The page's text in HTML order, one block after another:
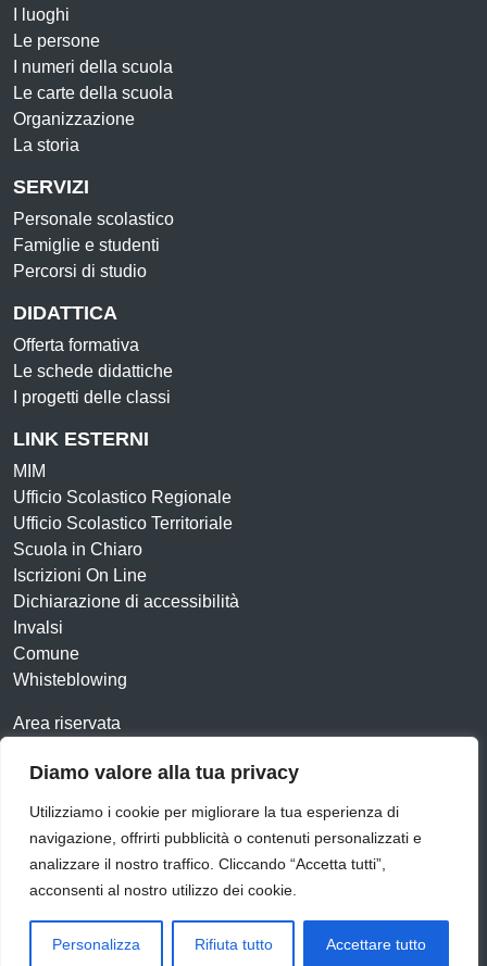
Diamo valore alla tua privacy
Utilizziamo i cookie per migliorare la tua esperienza di
navigazione, offrirti pubblicità o contenuti personalizzati e
analizzare il nostro traffico. Cliccando “Accetta tutti”,
acconsenti al nostro utilizzo dei cookie.
Personalizza Rifiuta tutto Accettare tutto
I luoghi
Le persone
I numeri della scuola
Le carte della scuola
Organizzazione
La storia
SERVIZI
Personale scolastico
Famiglie e studenti
Percorsi di studio
DIDATTICA
Offerta formativa
Le schede didattiche
I progetti delle classi
LINK ESTERNI
MIM
Ufficio Scolastico Regionale
Ufficio Scolastico Territoriale
Scuola in Chiaro
Iscrizioni On Line
Dichiarazione di accessibilità
Invalsi
Comune
Whisteblowing
Area riservata
Amministrazione TrasparenteAlbo online
Dichiarazione di accessibilitàObiettivi di accessibilità
FeedbackNote legaliPrivacy PolicyCookie